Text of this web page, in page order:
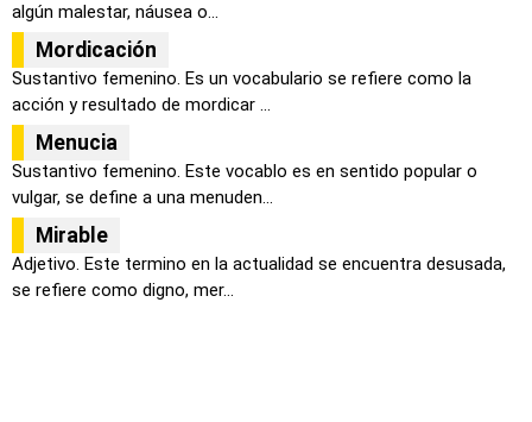
algún malestar, náusea o...
Mordicación
Sustantivo femenino. Es un vocabulario se refiere como la
acción y resultado de mordicar ...
Menucia
Sustantivo femenino. Este vocablo es en sentido popular o
vulgar, se define a una menuden...
Mirable
Adjetivo. Este termino en la actualidad se encuentra desusada,
se refiere como digno, mer...